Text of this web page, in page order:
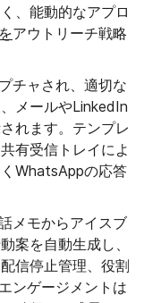
、能動的なアプロ
アウトリーチ戦略
チャされ、適切な
メールやLinkedIn
れます。テンプレ
有受信トレイによ
WhatsAppの応答
メモからアイスブ
案を自動生成し、
信停止管理、役割
ンゲージメントは